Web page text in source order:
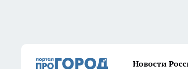
Новости